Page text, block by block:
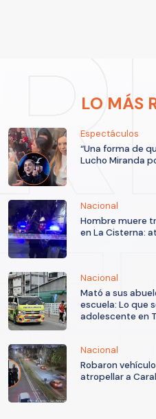
LO MÁS
Espectáculos
“Una forma de
Lucho Miranda
Nacional
Hombre muere
en La Cisterna:
Nacional
Mató a sus
escuela: Lo que
adolescente en
Nacional
Robaron
atropellar a